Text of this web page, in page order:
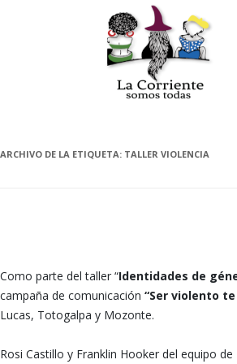
ARCHIVO DE LA ETIQUETA: TALLER VIOLENCIA
Como parte del taller “Identidades de
campaña de comunicación “Ser violento
Lucas, Totogalpa y Mozonte.
Rosi Castillo y Franklin Hooker del equipo